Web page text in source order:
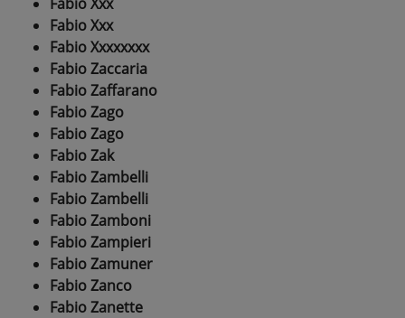
Fabio Xxx
Fabio Xxxxxxxx
Fabio Zaccaria
Fabio Zaffarano
Fabio Zago
Fabio Zago
Fabio Zak
Fabio Zambelli
Fabio Zambelli
Fabio Zamboni
Fabio Zampieri
Fabio Zamuner
Fabio Zanco
Fabio Zanette